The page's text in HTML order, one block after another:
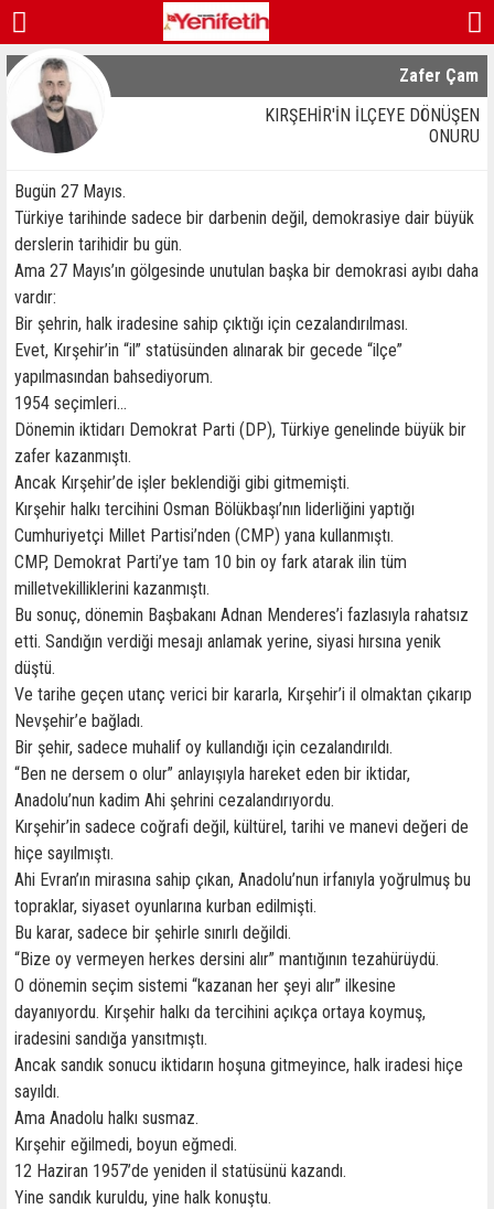
Zafer Çam
KIRŞEHİR'İN İLÇEYE DÖNÜŞEN
ONURU
Bugün 27 Mayıs.
Türkiye tarihinde sadece bir darbenin değil, demokrasiye dair büyük
derslerin tarihidir bu gün.
Ama 27 Mayıs’ın gölgesinde unutulan başka bir demokrasi ayıbı daha
vardır:
Bir şehrin, halk iradesine sahip çıktığı için cezalandırılması.
Evet, Kırşehir’in “il” statüsünden alınarak bir gecede “ilçe”
yapılmasından bahsediyorum.
1954 seçimleri…
Dönemin iktidarı Demokrat Parti (DP), Türkiye genelinde büyük bir
zafer kazanmıştı.
Ancak Kırşehir’de işler beklendiği gibi gitmemişti.
Kırşehir halkı tercihini Osman Bölükbaşı’nın liderliğini yaptığı
Cumhuriyetçi Millet Partisi’nden (CMP) yana kullanmıştı.
CMP, Demokrat Parti’ye tam 10 bin oy fark atarak ilin tüm
milletvekilliklerini kazanmıştı.
Bu sonuç, dönemin Başbakanı Adnan Menderes’i fazlasıyla rahatsız
etti. Sandığın verdiği mesajı anlamak yerine, siyasi hırsına yenik
düştü.
Ve tarihe geçen utanç verici bir kararla, Kırşehir’i il olmaktan çıkarıp
Nevşehir’e bağladı.
Bir şehir, sadece muhalif oy kullandığı için cezalandırıldı.
“Ben ne dersem o olur” anlayışıyla hareket eden bir iktidar,
Anadolu’nun kadim Ahi şehrini cezalandırıyordu.
Kırşehir’in sadece coğrafi değil, kültürel, tarihi ve manevi değeri de
hiçe sayılmıştı.
Ahi Evran’ın mirasına sahip çıkan, Anadolu’nun irfanıyla yoğrulmuş bu
topraklar, siyaset oyunlarına kurban edilmişti.
Bu karar, sadece bir şehirle sınırlı değildi.
“Bize oy vermeyen herkes dersini alır” mantığının tezahürüydü.
O dönemin seçim sistemi “kazanan her şeyi alır” ilkesine
dayanıyordu. Kırşehir halkı da tercihini açıkça ortaya koymuş,
iradesini sandığa yansıtmıştı.
Ancak sandık sonucu iktidarın hoşuna gitmeyince, halk iradesi hiçe
sayıldı.
Ama Anadolu halkı susmaz.
Kırşehir eğilmedi, boyun eğmedi.
12 Haziran 1957’de yeniden il statüsünü kazandı.
Yine sandık kuruldu, yine halk konuştu.